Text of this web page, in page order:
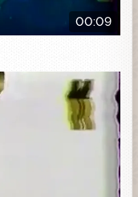
00:09